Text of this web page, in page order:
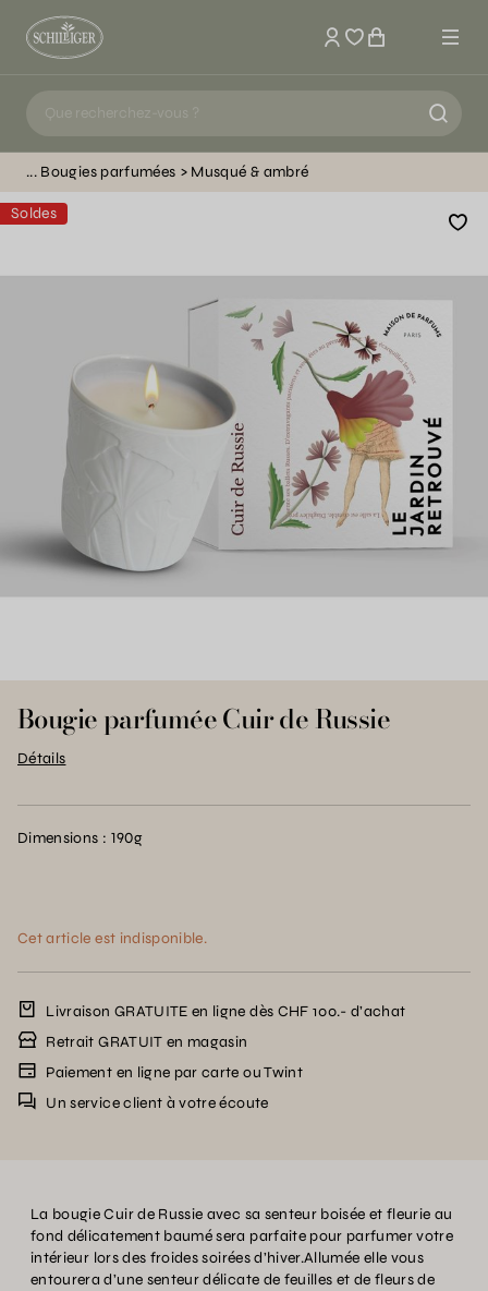
Mon compte
Bougies parfumées Musqué & ambré
Soldes
Bougie parfumée Cuir de Russie
Détails
Dimensions : 190g
Cet article est indisponible.
Livraison GRATUITE en ligne dès CHF 100.- d’achat
Retrait GRATUIT en magasin
Paiement en ligne par carte ou Twint
Un service client à votre écoute
La bougie Cuir de Russie avec sa senteur boisée et fleurie au
fond délicatement baumé sera parfaite pour parfumer votre
intérieur lors des froides soirées d’hiver.Allumée elle vous
entourera d’une senteur délicate de feuilles et de fleurs de